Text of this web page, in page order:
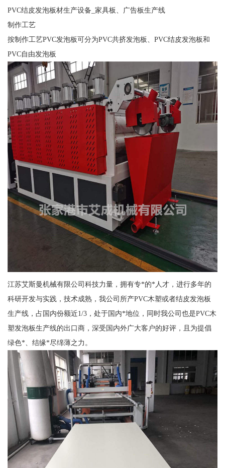
PVC结皮发泡板材生产设备_家具板、广告板生产线
制作工艺
按制作工艺PVC发泡板可分为PVC共挤发泡板、PVC结皮发泡板和
PVC自由发泡板
江苏艾斯曼机械有限公司科技力量，拥有专*的*人才，进行多年的
科研开发与实践，技术成熟，我公司所产PVC木塑或者结皮发泡板
生产线，占国内份额近1/3，处于国内*地位，同时我公司也是PVC木
塑发泡板生产线的出口商，深受国内外广大客户的好评，且为提倡
绿色*、结缘*尽绵薄之力。